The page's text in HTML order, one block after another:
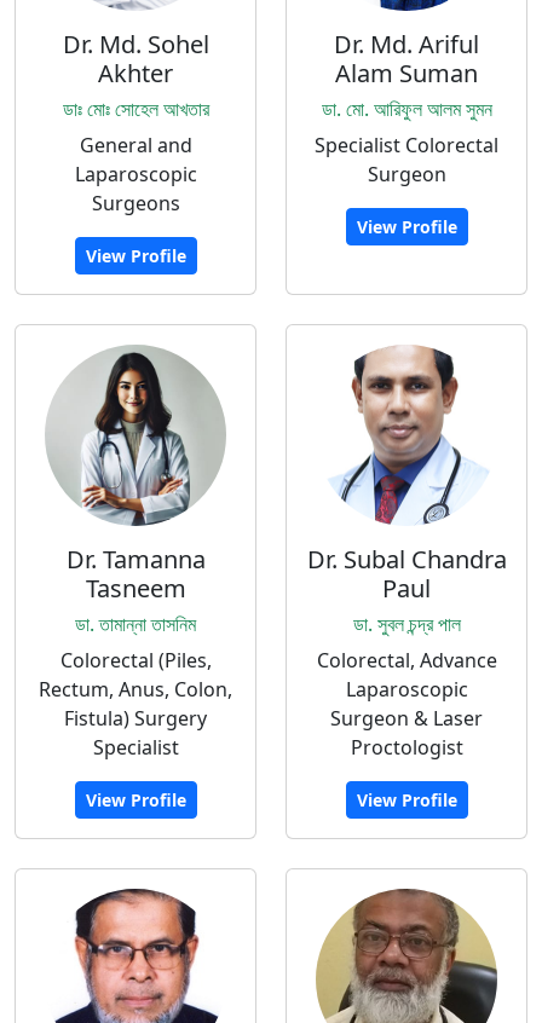
Dr. Md. Sohel
Akhter
ডাঃ মোঃ সোহেল আখতার
General and
Laparoscopic
Surgeons
View Profile
Dr. Md. Ariful
Alam Suman
ডা. মো. আরিফুল আলম সুমন
Specialist Colorectal
Surgeon
View Profile
Dr. Tamanna
Tasneem
ডা. তামান্না তাসনিম
Colorectal (Piles,
Rectum, Anus, Colon,
Fistula) Surgery
Specialist
View Profile
Dr. Subal Chandra
Paul
ডা. সুবল চন্দ্র পাল
Colorectal, Advance
Laparoscopic
Surgeon & Laser
Proctologist
View Profile